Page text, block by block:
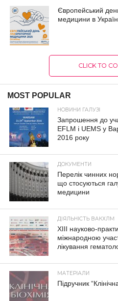
Європейський
медицини в
CLICK TO
MOST POPULAR
НОВИНИ ГАЛУЗІ
Запрошення до
EFLM і UEMS у
2016 року
ДОКУМЕНТИ
Перелік чинних
що стосуються
медицини
ДІЯЛЬНІСТЬ ВАКХЛМ
XIII науково-
міжнародною
лікування
МАТЕРІАЛИ
Підручник